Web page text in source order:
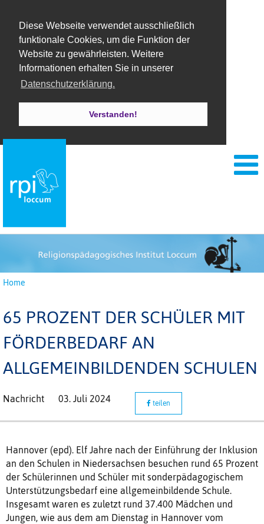
Diese Webseite verwendet ausschließlich
funktionale Cookies, um die Funktion der
Website zu gewährleisten. Weitere
Informationen erhalten Sie in unserer
Datenschutzerklärung.
Verstanden!
Home
65 PROZENT DER SCHÜLER MIT
FÖRDERBEDARF AN
ALLGEMEINBILDENDEN SCHULEN
Nachricht 03. Juli 2024 teilen
Hannover (epd). Elf Jahre nach der Einführung der Inklusion
an den Schulen in Niedersachsen besuchen rund 65 Prozent
der Schülerinnen und Schüler mit sonderpädagogischem
Unterstützungsbedarf eine allgemeinbildende Schule.
Insgesamt waren es zuletzt rund 37.400 Mädchen und
Jungen, wie aus dem am Dienstag in Hannover vom